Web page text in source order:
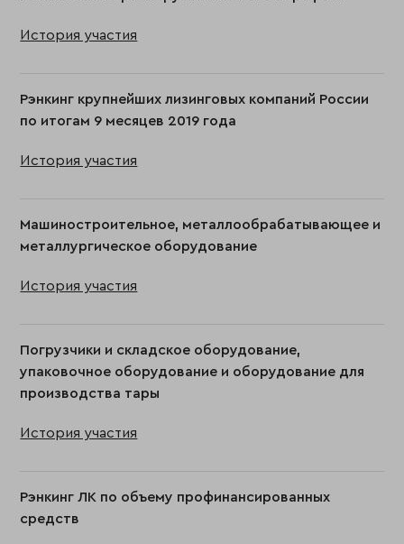
История участия
Рэнкинг крупнейших лизинговых компаний России
по итогам 9 месяцев 2019 года
История участия
Машиностроительное, металлообрабатывающее и
металлургическое оборудование
История участия
Погрузчики и складское оборудование,
упаковочное оборудование и оборудование для
производства тары
История участия
Рэнкинг ЛК по объему профинансированных
средств